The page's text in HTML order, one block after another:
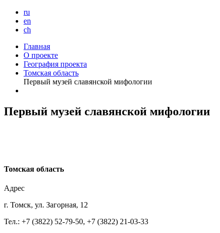
ru
en
ch
Главная
О проекте
География проекта
Томская область
Первый музей славянской мифологии
Первый музей славянской мифологии
Томская область
Адрес
г. Томск, ул. Загорная, 12
Тел.: +7 (3822) 52-79-50, +7 (3822) 21-03-33